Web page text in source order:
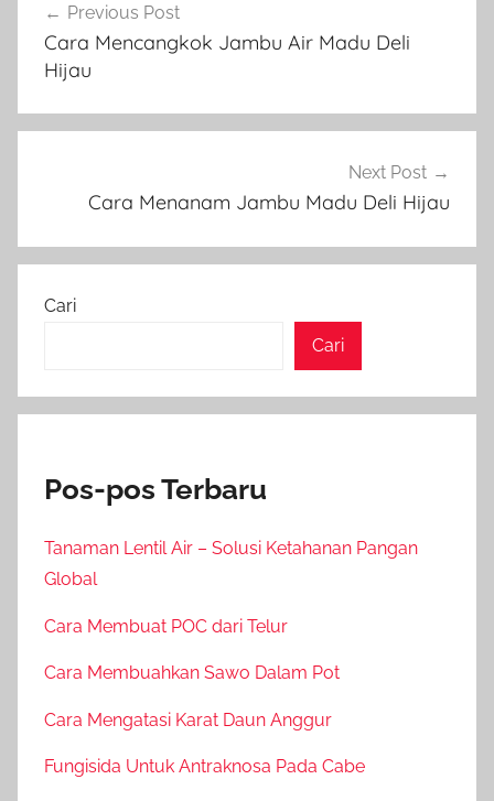
pos
Previous Post
Cara Mencangkok Jambu Air Madu Deli
Hijau
Next Post
Cara Menanam Jambu Madu Deli Hijau
Cari
Cari
Pos-pos Terbaru
Tanaman Lentil Air – Solusi Ketahanan Pangan
Global
Cara Membuat POC dari Telur
Cara Membuahkan Sawo Dalam Pot
Cara Mengatasi Karat Daun Anggur
Fungisida Untuk Antraknosa Pada Cabe